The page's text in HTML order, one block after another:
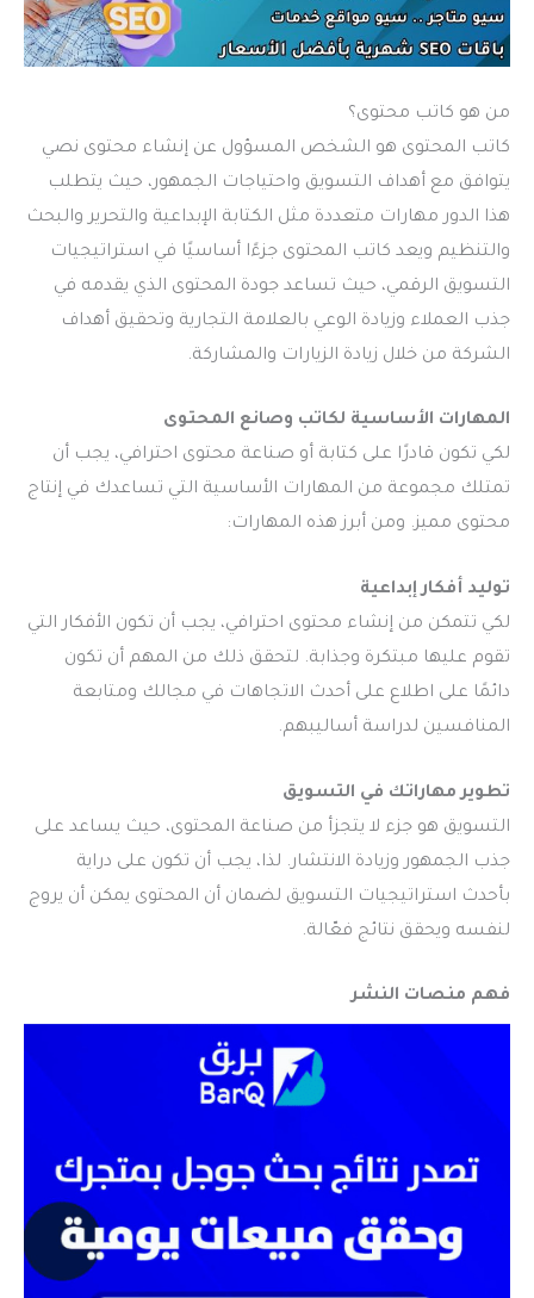
من هو كاتب محتوى؟
كاتب المحتوى هو الشخص المسؤول عن إنشاء محتوى نصي
يتوافق مع أهداف التسويق واحتياجات الجمهور، حيث يتطلب
هذا الدور مهارات متعددة مثل الكتابة الإبداعية والتحرير والبحث
والتنظيم ويعد كاتب المحتوى جزءًا أساسيًا في استراتيجيات
التسويق الرقمي، حيث تساعد جودة المحتوى الذي يقدمه في
جذب العملاء وزيادة الوعي بالعلامة التجارية وتحقيق أهداف
الشركة من خلال زيادة الزيارات والمشاركة.
المهارات الأساسية لكاتب وصانع المحتوى
لكي تكون قادرًا على كتابة أو صناعة محتوى احترافي، يجب أن
تمتلك مجموعة من المهارات الأساسية التي تساعدك في إنتاج
محتوى مميز. ومن أبرز هذه المهارات:
توليد أفكار إبداعية
لكي تتمكن من إنشاء محتوى احترافي، يجب أن تكون الأفكار التي
تقوم عليها مبتكرة وجذابة. لتحقق ذلك من المهم أن تكون
دائمًا على اطلاع على أحدث الاتجاهات في مجالك ومتابعة
المنافسين لدراسة أساليبهم.
تطوير مهاراتك في التسويق
التسويق هو جزء لا يتجزأ من صناعة المحتوى، حيث يساعد على
جذب الجمهور وزيادة الانتشار. لذا، يجب أن تكون على دراية
بأحدث استراتيجيات التسويق لضمان أن المحتوى يمكن أن يروج
لنفسه ويحقق نتائج فعّالة.
فهم منصات النشر